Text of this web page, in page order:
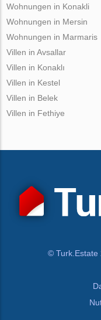
Wohnungen in Konakli
Wohnungen in Mersin
Wohnungen in Marmaris
Villen in Avsallar
Villen in Konaklı
Villen in Kestel
Villen in Belek
Villen in Fethiye
© Turk.Estate